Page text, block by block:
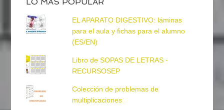
LO MÁS POPULAR
EL APARATO DIGESTIVO: láminas
para el aula y fichas para el alumno
(ES/EN)
Libro de SOPAS DE LETRAS -
RECURSOSEP
Colección de problemas de
multiplicaciones